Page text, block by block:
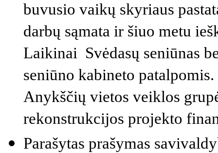
buvusio vaikų skyriaus
darbų sąmata ir šiuo metu
Laikinai Svėdasų seniūnas
seniūno kabineto
Anykščių vietos veiklos
rekonstrukcijos projekto
Parašytas prašymas